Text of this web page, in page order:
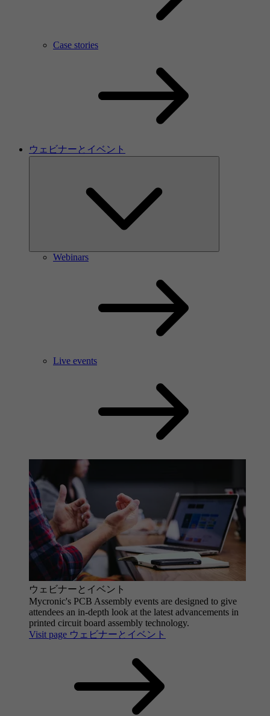
Case stories
ウェビナーとイベント
Webinars
Live events
ウェビナーとイベント
Mycronic's PCB Assembly events are designed to give
attendees an in-depth look at the latest advancements in
printed circuit board assembly technology.
Visit page ウェビナーとイベント